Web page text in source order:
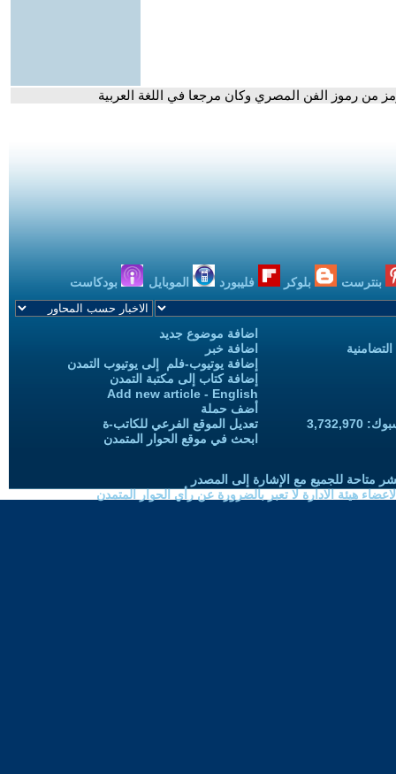
من رموز الفن المصري وكان مرجعا في اللغة العربية
بنترست بلوكر فليبورد الموبايل بودكاست
اضافة موضوع جديد
اضافة خبر
إضافة يوتيوب-فلم إلى يوتيوب التمدن
إضافة كتاب إلى مكتبة التمدن
Add new article - English
أضف حملة
تعديل الموقع الفرعي للكاتب-ة
ابحث في موقع الحوار المتمدن
متاحة للجميع مع الإشارة إلى المصدر
هيئة الادارة لا تعبر بالضرورة عن رأي الحوار المتمدن